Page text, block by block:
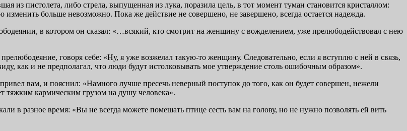
из пистолета, либо стрела, выпущенная из лука, поразила цель, в тот момент туман становится кристаллом:
больше невозможно. Пока же действие не совершено, не завершено, всегда остается надежда.
в котором он сказал: «…всякий, кто смотрит на женщину с вожделением, уже прелюбодействовал с нею
говоря себе: «Ну, я уже возжелал такую-то женщину. Следовательно, если я вступлю с ней в связь,
как и не предполагал, что люди будут истолковывать мое утверждение столь ошибочным образом».
вам, и пояснил: «Намного лучше пресечь неверный поступок до того, как он будет совершен, нежели
тяжким кармическим грузом на душу человека».
в разное время: «Вы не всегда можете помешать птице сесть вам на голову, но не нужно позволять ей вить